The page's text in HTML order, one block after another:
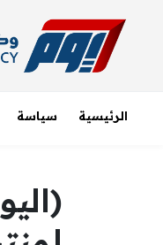
الرئيسية سياسة